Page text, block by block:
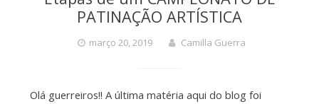
PATINAÇÃO ARTÍSTICA
março 20, 2019 Camilla Guerra
Olá guerreiros!! A última matéria aqui do blog foi